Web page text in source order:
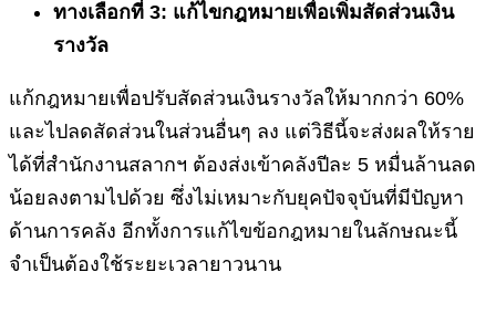
ทางเลือกที่ 3: แก้ไขกฎหมายเพื่อเพิ่มสัดส่วนเงิน
รางวัล
แก้กฎหมายเพื่อปรับสัดส่วนเงินรางวัลให้มากกว่า 60%
และไปลดสัดส่วนในส่วนอื่นๆ ลง แต่วิธีนี้จะส่งผลให้ราย
ได้ที่สำนักงานสลากฯ ต้องส่งเข้าคลังปีละ 5 หมื่นล้านลด
น้อยลงตามไปด้วย ซึ่งไม่เหมาะกับยุคปัจจุบันที่มีปัญหา
ด้านการคลัง อีกทั้งการแก้ไขข้อกฎหมายในลักษณะนี้
จำเป็นต้องใช้ระยะเวลายาวนาน